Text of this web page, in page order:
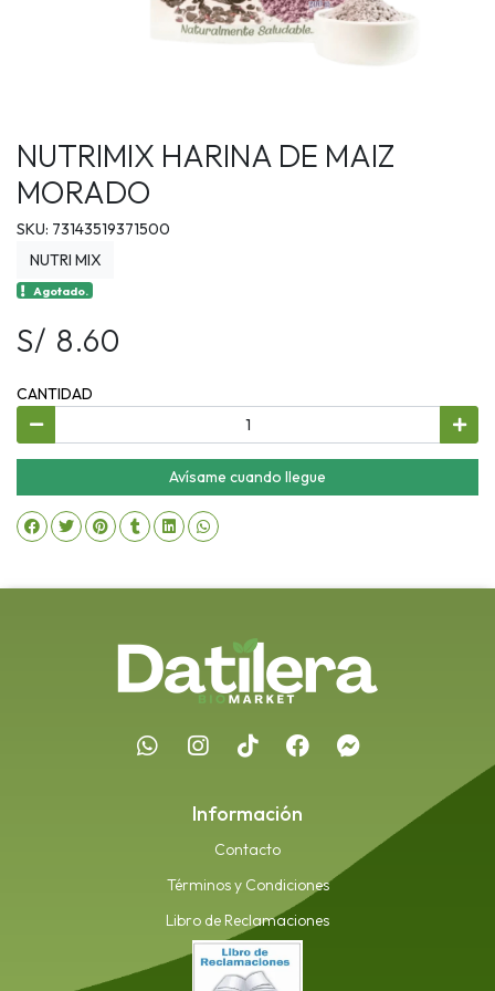
NUTRIMIX HARINA DE MAIZ
MORADO
SKU: 73143519371500
NUTRI MIX
Agotado.
S/ 8.60
CANTIDAD
Avísame cuando llegue
Información
Contacto
Términos y Condiciones
Libro de Reclamaciones